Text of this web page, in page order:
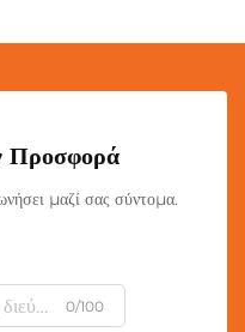
Προσφορά
μαζί σας σύντομα.
0/100